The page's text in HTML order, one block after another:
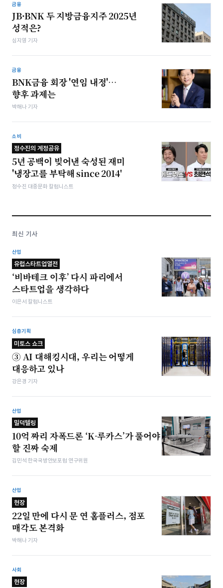
금융
JB·BNK 두 지방금융지주 2025년
성적은?
심지영 기자
금융
BNK금융 회장 '연임 내정'…
향후 과제는
박해나 기자
소비
정수진의 계정공유
5년 공백이 빚어낸 숙성된 재미
'냉장고를 부탁해 since 2014'
정수진 대중문화 칼럼니스트
최신 기사
산업
유럽스타트업열전
‘비바테크 이후’ 다시 파리에서
스타트업을 생각하다
이은서 칼럼니스트
심층기획
미토스 쇼크
③ AI 대해킹시대, 우리는 어떻게
대응하고 있나
강은경 기자
산업
밀덕텔링
10억 짜리 자폭드론 ‘K-루카스’가 풀어야
할 진짜 숙제
김민석 한국국방안보포럼 연구위원
산업
현장
22일 만에 다시 문 연 홈플러스, 점포
매각도 본격화
박해나 기자
사회
현장